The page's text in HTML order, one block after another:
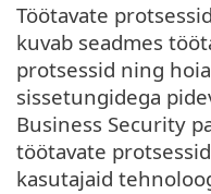
Töötavate
kuvab seadmes
protsessid ning
sissetungidega
Business Security
töötavate
kasutajaid